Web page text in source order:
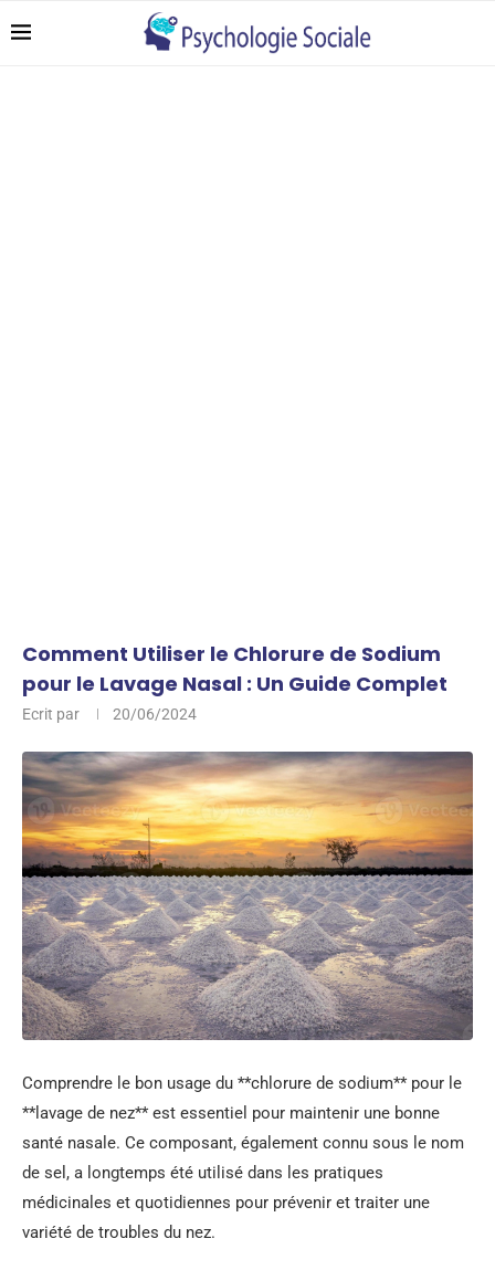
Comment Utiliser le Chlorure de Sodium
pour le Lavage Nasal : Un Guide Complet
Ecrit par 20/06/2024
Comprendre le bon usage du **chlorure de sodium** pour le
**lavage de nez** est essentiel pour maintenir une bonne
santé nasale. Ce composant, également connu sous le nom
de sel, a longtemps été utilisé dans les pratiques
médicinales et quotidiennes pour prévenir et traiter une
variété de troubles du nez.